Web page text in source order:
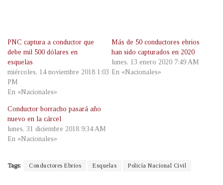
PNC captura a conductor que
debe mil 500 dólares en
esquelas
miércoles, 14 noviembre 2018 1:03
PM
En «Nacionales»
Más de 50 conductores ebrios
han sido capturados en 2020
lunes, 13 enero 2020 7:49 AM
En «Nacionales»
Conductor borracho pasará año
nuevo en la cárcel
lunes, 31 diciembre 2018 9:34 AM
En «Nacionales»
Tags: Conductores Ebrios Esquelas Policía Nacional Civil